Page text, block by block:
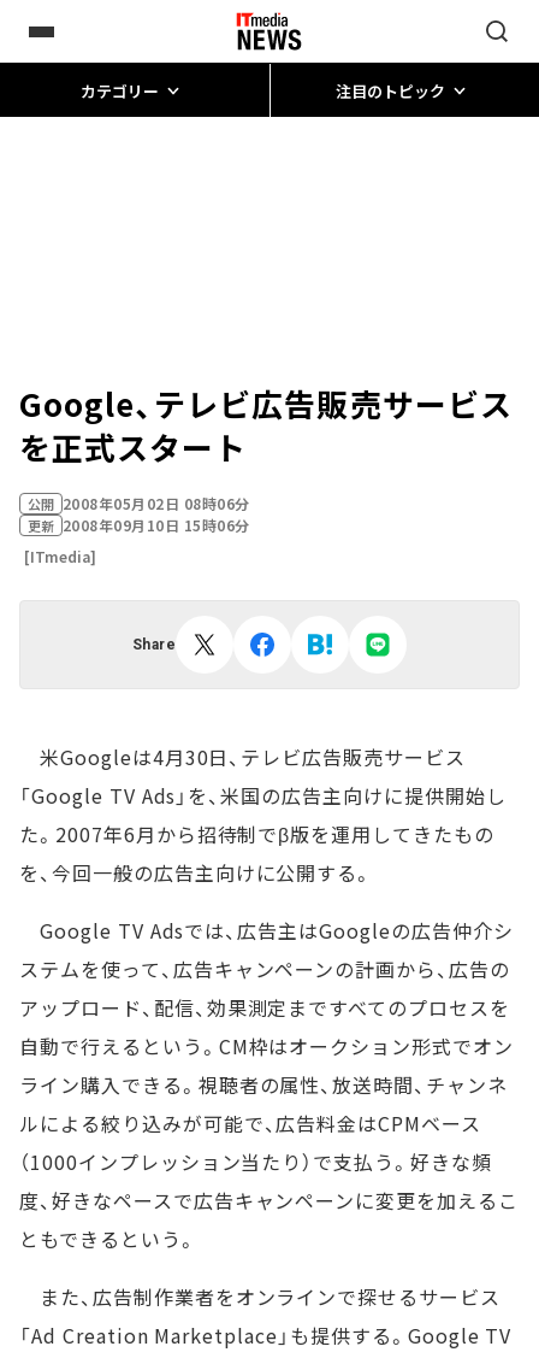
カテゴリー 注目のトピック
Google、テレビ広告販売サービス
を正式スタート
公開 2008年05月02日 08時06分
更新 2008年09月10日 15時06分
[ITmedia]
Share
米Googleは4月30日、テレビ広告販売サービス
「Google TV Ads」を、米国の広告主向けに提供開始し
た。2007年6月から招待制でβ版を運用してきたもの
を、今回一般の広告主向けに公開する。
Google TV Adsでは、広告主はGoogleの広告仲介シ
ステムを使って、広告キャンペーンの計画から、広告の
アップロード、配信、効果測定まですべてのプロセスを
自動で行えるという。CM枠はオークション形式でオン
ライン購入できる。視聴者の属性、放送時間、チャンネ
ルによる絞り込みが可能で、広告料金はCPMベース
（1000インプレッション当たり）で支払う。好きな頻
度、好きなペースで広告キャンペーンに変更を加えるこ
ともできるという。
また、広告制作業者をオンラインで探せるサービス
「Ad Creation Marketplace」も提供する。Google TV